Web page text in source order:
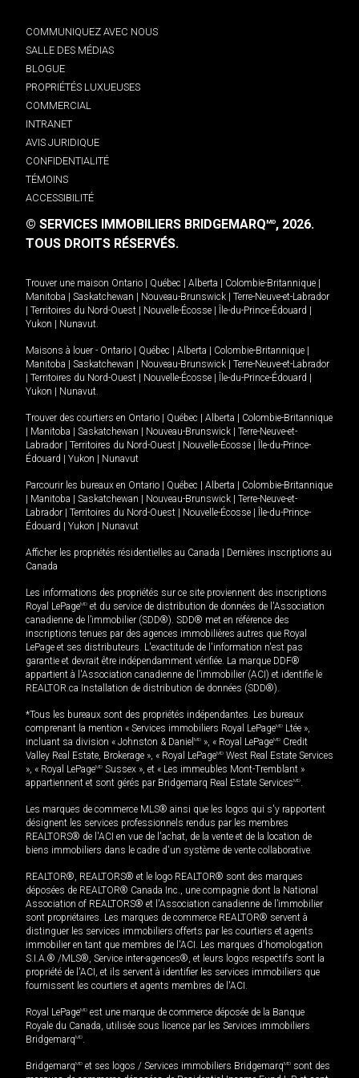
COMMUNIQUEZ AVEC NOUS
SALLE DES MÉDIAS
BLOGUE
PROPRIÉTÉS LUXUEUSES
COMMERCIAL
INTRANET
AVIS JURIDIQUE
CONFIDENTIALITÉ
TÉMOINS
ACCESSIBILITÉ
© SERVICES IMMOBILIERS BRIDGEMARQMD, 2026.
TOUS DROITS RÉSERVÉS.
Trouver une maison Ontario Québec Alberta Colombie-Britannique
Manitoba
Saskatchewan Nouveau-Brunswick
Terre-Neuve-et-Labrador
Territoires du Nord-Ouest Nouvelle-Écosse Île-du-Prince-Édouard
Yukon
Nunavut.
Maisons à louer - Ontario Québec Alberta Colombie-Britannique
Manitoba
Saskatchewan Nouveau-Brunswick
Terre-Neuve-et-Labrador
Territoires du Nord-Ouest Nouvelle-Écosse Île-du-Prince-Édouard
Yukon
Nunavut.
Trouver des courtiers en Ontario Québec Alberta
Colombie-Britannique
Manitoba Saskatchewan Nouveau-Brunswick
Terre-Neuve-et-
Labrador
Territoires du Nord-Ouest Nouvelle-Écosse
Île-du-Prince-
Édouard
Yukon Nunavut
Parcourir les bureaux en Ontario Québec Alberta
Colombie-Britannique
Manitoba Saskatchewan Nouveau-Brunswick
Terre-Neuve-et-
Labrador
Territoires du Nord-Ouest Nouvelle-Écosse
Île-du-Prince-
Édouard
Yukon Nunavut
Afficher les propriétés résidentielles au Canada
Dernières inscriptions au
Canada
Les informations des propriétés sur ce site proviennent des inscriptions
Royal LePageMD et du service de distribution de données de l'Association
canadienne de l’immobilier (SDD®). SDD® met en référence des
inscriptions tenues par des agences immobilières autres que Royal
LePage et ses distributeurs. L'exactitude de l'information n'est pas
garantie et devrait être indépendamment vérifiée. La marque DDF®
appartient à l'Association canadienne de l’immobilier (ACI) et identifie le
REALTOR.ca Installation de distribution de données (SDD®).
*Tous les bureaux sont des propriétés indépendantes. Les bureaux
comprenant la mention « Services immobiliers Royal LePageMD Ltée »,
incluant sa division « Johnston & Daniel MD », « Royal LePageMD Credit
Valley Real Estate, Brokerage », « Royal LePageMD West Real Estate Services
», « Royal LePageMD Sussex », et « Les immeubles Mont-Tremblant »
appartiennent et sont gérés par Bridgemarq Real Estate ServicesMD.
Les marques de commerce MLS® ainsi que les logos qui s'y rapportent
désignent les services professionnels rendus par les membres
REALTORS® de l'ACI en vue de l'achat, de la vente et de la location de
biens immobiliers dans le cadre d'un système de vente collaborative.
REALTOR®, REALTORS® et le logo REALTOR® sont des marques
déposées de REALTOR® Canada Inc., une compagnie dont la National
Association of REALTORS® et l'Association canadienne de l’immobilier
sont propriétaires. Les marques de commerce REALTOR® servent à
distinguer les services immobiliers offerts par les courtiers et agents
immobilier en tant que membres de l'ACI. Les marques d'homologation
S.I.A.® /MLS®, Service inter-agences®, et leurs logos respectifs sont la
propriété de l'ACI, et ils servent à identifier les services immobiliers que
fournissent les courtiers et agents membres de l'ACI.
Royal LePageMD est une marque de commerce déposée de la Banque
Royale du Canada, utilisée sous licence par les Services immobiliers
BridgemarqMD.
BridgemarqMD et ses logos / Services immobiliers BridgemarqMD sont des